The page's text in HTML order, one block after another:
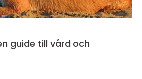
guide till vård och